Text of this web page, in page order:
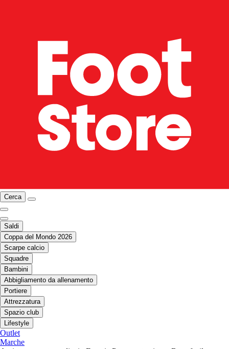
Cerca
Saldi
Coppa del Mondo 2026
Scarpe calcio
Squadre
Bambini
Abbigliamento da allenamento
Portiere
Attrezzatura
Spazio club
Lifestyle
Outlet
Marche